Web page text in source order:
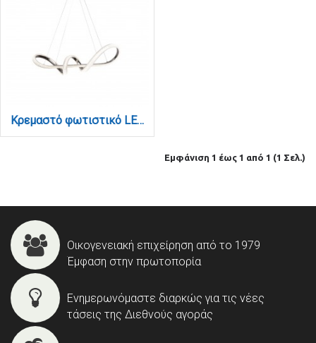
Κρεμαστό φωτιστικό LED 60W 3CCT (by switch on base) σε χρώμιο D:120cm (6099-Chrome)
Εμφάνιση 1 έως 1 από 1 (1 Σελ.)
Οικογενειακή επιχείρηση από το 1979
Έμφαση στην πρωτοπορία
Ενημερωνόμαστε διαρκώς για τις νέες
τάσεις της Διεθνούς αγοράς